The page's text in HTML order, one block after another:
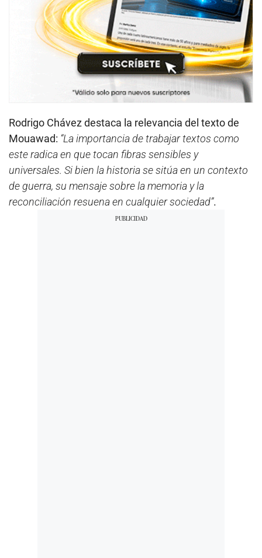
Rodrigo Chávez destaca la relevancia del texto de
Mouawad: “La importancia de trabajar textos como
este radica en que tocan fibras sensibles y
universales. Si bien la historia se sitúa en un contexto
de guerra, su mensaje sobre la memoria y la
reconciliación resuena en cualquier sociedad”.